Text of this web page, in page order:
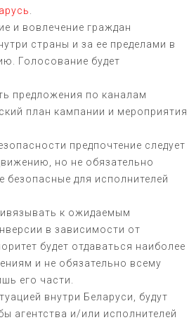
и вовлечение граждан
страны и за ее пределами в
Голосование будет
предложения по каналам
план кампании и мероприятия
предпочтение следует
но не обязательно
для исполнителей
к ожидаемым
в зависимости от
будет отдаваться наиболее
и не обязательно всему
его части.
внутри Беларуси, будут
агентства и/или исполнителей